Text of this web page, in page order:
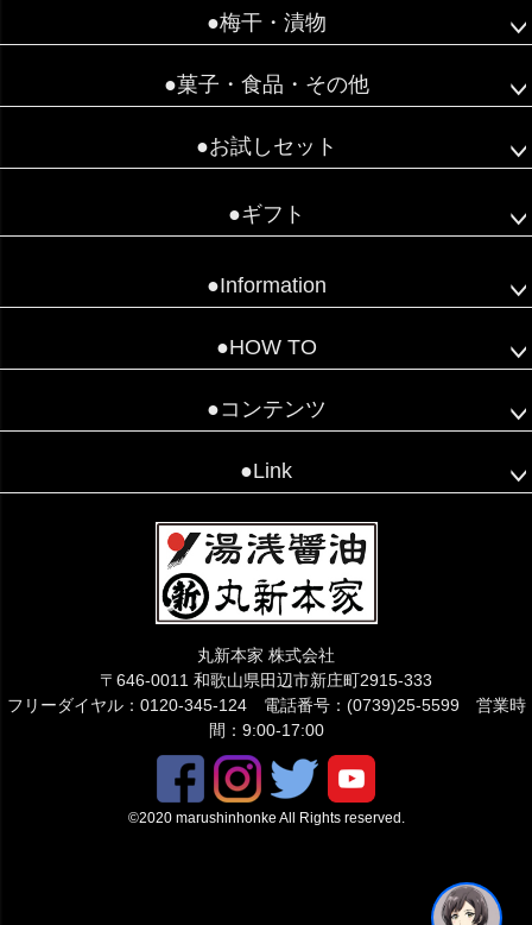
●梅干・漬物
●菓子・食品・その他
●お試しセット
●ギフト
●Information
●HOW TO
●コンテンツ
●Link
丸新本家 株式会社
〒646-0011 和歌山県田辺市新庄町2915-333
フリーダイヤル：0120-345-124 電話番号：(0739)25-5599 営業時
間：9:00-17:00
©2020 marushinhonke All Rights reserved.